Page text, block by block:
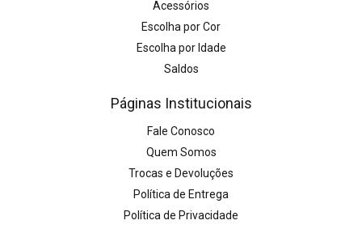
Acessórios
Escolha por Cor
Escolha por Idade
Saldos
Páginas Institucionais
Fale Conosco
Quem Somos
Trocas e Devoluções
Política de Entrega
Política de Privacidade